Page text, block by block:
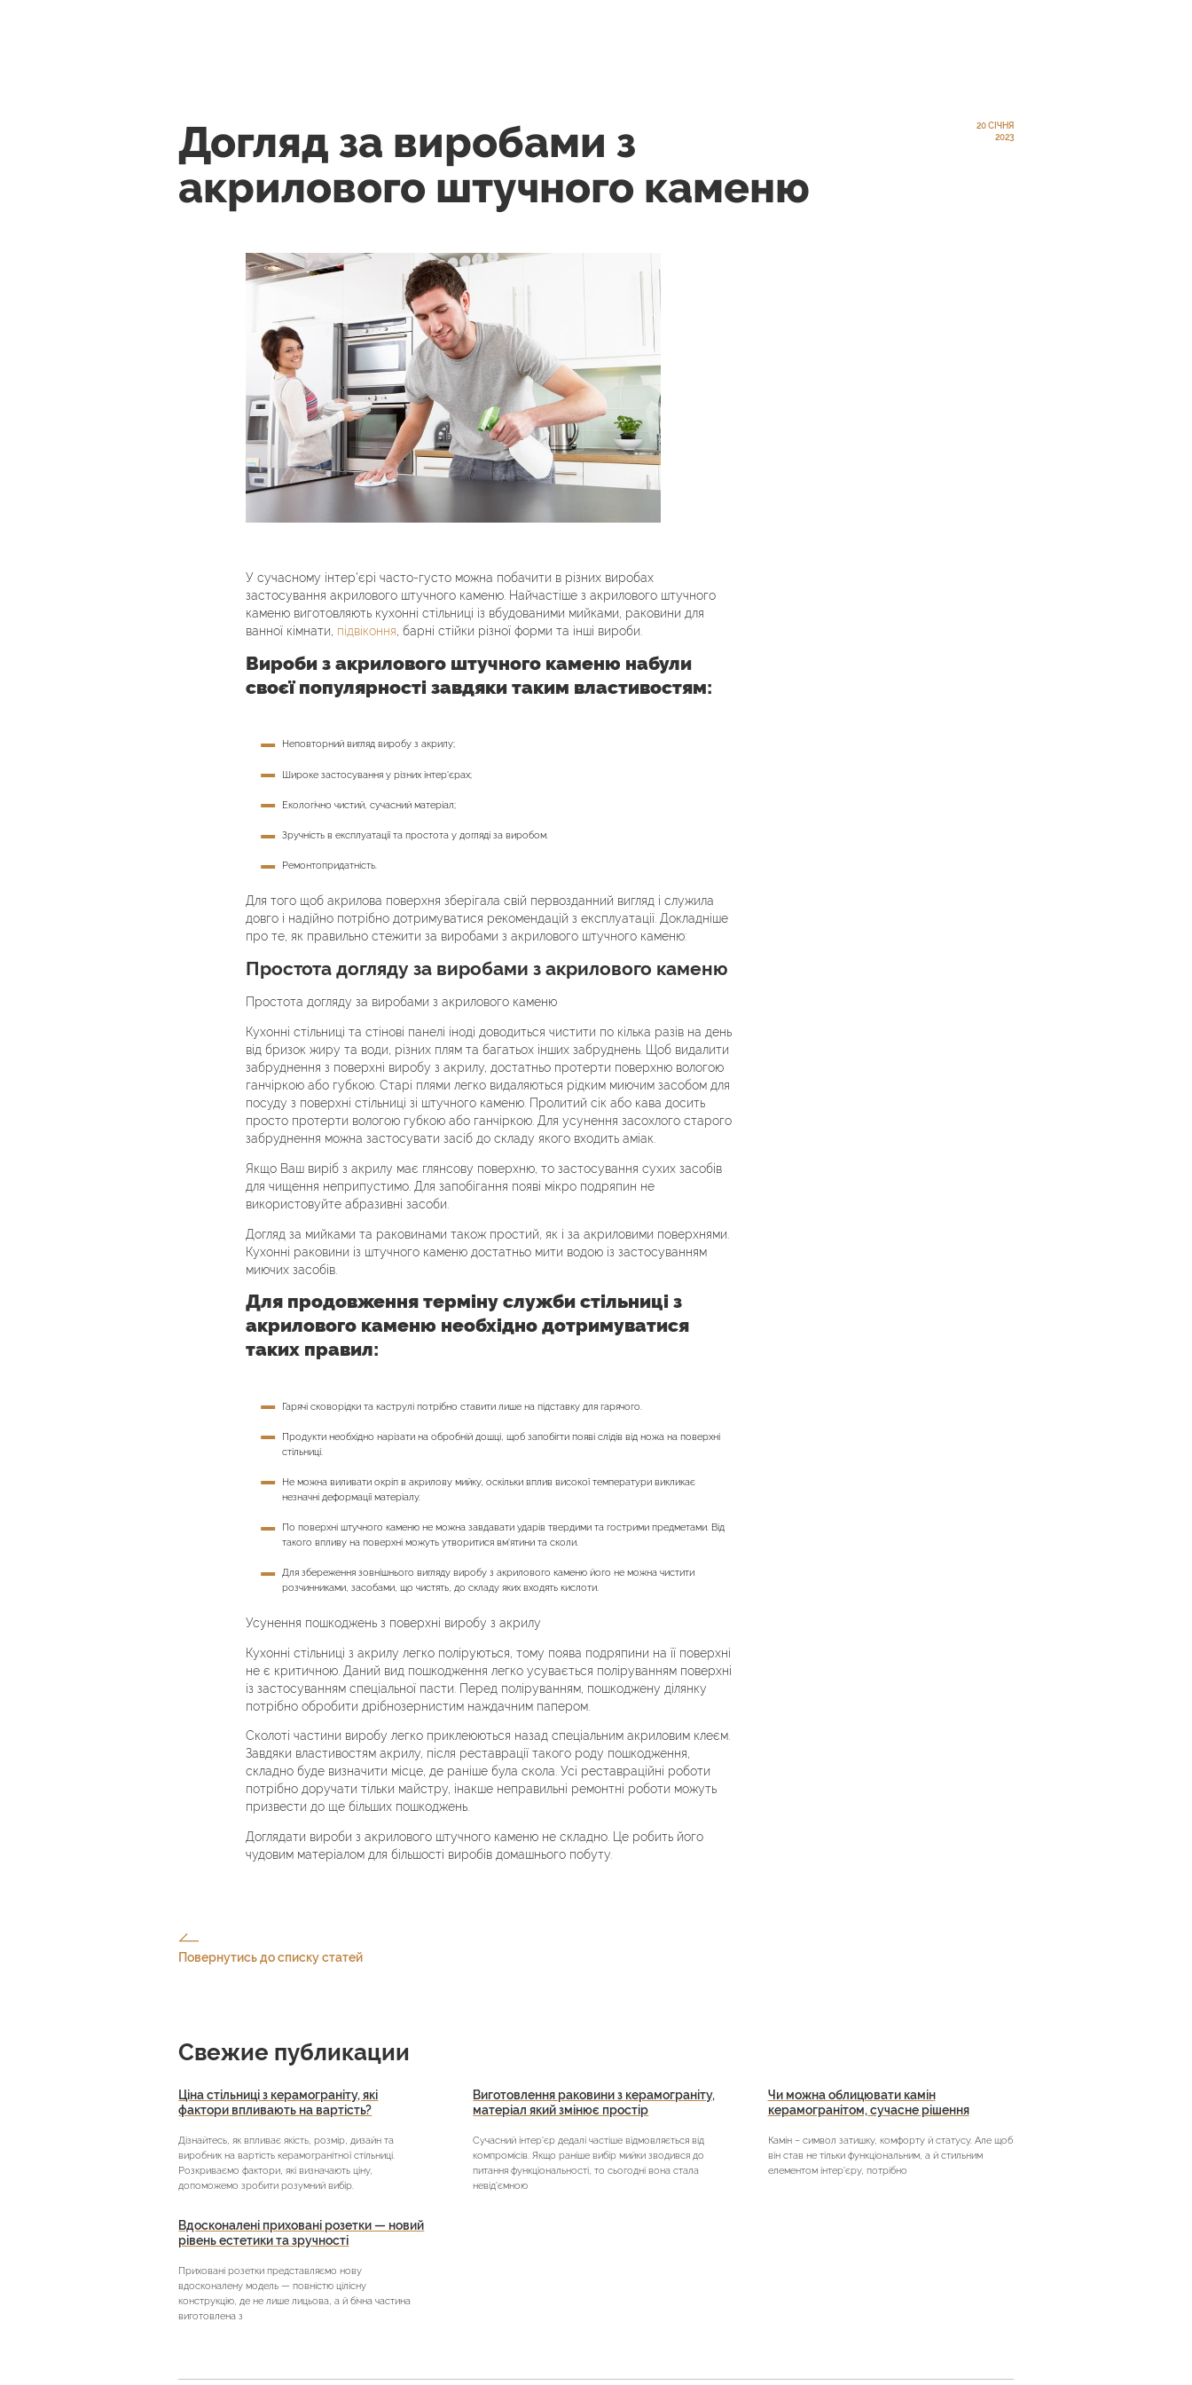
Догляд за виробами з
акрилового штучного каменю
20 СІЧНЯ
2023
У сучасному інтер'єрі часто-густо можна побачити в різних виробах
застосування акрилового штучного каменю. Найчастіше з акрилового штучного
каменю виготовляють кухонні стільниці із вбудованими мийками, раковини для
ванної кімнати, підвіконня, барні стійки різної форми та інші вироби.
Вироби з акрилового штучного каменю набули
своєї популярності завдяки таким властивостям:
Неповторний вигляд виробу з акрилу;
Широке застосування у різних інтер'єрах;
Екологічно чистий, сучасний матеріал;
Зручність в експлуатації та простота у догляді за виробом.
Ремонтопридатність.
Для того щоб акрилова поверхня зберігала свій первозданний вигляд і служила
довго і надійно потрібно дотримуватися рекомендацій з експлуатації. Докладніше
про те, як правильно стежити за виробами з акрилового штучного каменю:
Простота догляду за виробами з акрилового каменю
Простота догляду за виробами з акрилового каменю
Кухонні стільниці та стінові панелі іноді доводиться чистити по кілька разів на день
від бризок жиру та води, різних плям та багатьох інших забруднень. Щоб видалити
забруднення з поверхні виробу з акрилу, достатньо протерти поверхню вологою
ганчіркою або губкою. Старі плями легко видаляються рідким миючим засобом для
посуду з поверхні стільниці зі штучного каменю. Пролитий сік або кава досить
просто протерти вологою губкою або ганчіркою. Для усунення засохлого старого
забруднення можна застосувати засіб до складу якого входить аміак.
Якщо Ваш виріб з акрилу має глянсову поверхню, то застосування сухих засобів
для чищення неприпустимо. Для запобігання появі мікро подряпин не
використовуйте абразивні засоби.
Догляд за мийками та раковинами також простий, як і за акриловими поверхнями.
Кухонні раковини із штучного каменю достатньо мити водою із застосуванням
миючих засобів.
Для продовження терміну служби стільниці з
акрилового каменю необхідно дотримуватися
таких правил:
Гарячі сковорідки та каструлі потрібно ставити лише на підставку для гарячого.
Продукти необхідно нарізати на обробній дошці, щоб запобігти появі слідів від ножа на поверхні
стільниці.
Не можна виливати окріп в акрилову мийку, оскільки вплив високої температури викликає
незначні деформації матеріалу.
По поверхні штучного каменю не можна завдавати ударів твердими та гострими предметами. Від
такого впливу на поверхні можуть утворитися вм'ятини та сколи.
Для збереження зовнішнього вигляду виробу з акрилового каменю його не можна чистити
розчинниками, засобами, що чистять, до складу яких входять кислоти.
Усунення пошкоджень з поверхні виробу з акрилу
Кухонні стільниці з акрилу легко поліруються, тому поява подряпини на її поверхні
не є критичною. Даний вид пошкодження легко усувається поліруванням поверхні
із застосуванням спеціальної пасти. Перед поліруванням, пошкоджену ділянку
потрібно обробити дрібнозернистим наждачним папером.
Сколоті частини виробу легко приклеюються назад спеціальним акриловим клеєм.
Завдяки властивостям акрилу, після реставрації такого роду пошкодження,
складно буде визначити місце, де раніше була скола. Усі реставраційні роботи
потрібно доручати тільки майстру, інакше неправильні ремонтні роботи можуть
призвести до ще більших пошкоджень.
Доглядати вироби з акрилового штучного каменю не складно. Це робить його
чудовим матеріалом для більшості виробів домашнього побуту.
Повернутись до списку статей
Свежие публикации
Ціна стільниці з керамограніту, які
фактори впливають на вартість?
Дізнайтесь, як впливає якість, розмір, дизайн та
виробник на вартість керамогранітної стільниці.
Розкриваємо фактори, які визначають ціну,
допоможемо зробити розумний вибір.
Виготовлення раковини з керамограніту,
матеріал який змінює простір
Сучасний інтер’єр дедалі частіше відмовляється від
компромісів. Якщо раніше вибір мийки зводився до
питання функціональності, то сьогодні вона стала
невід’ємною
Чи можна облицювати камін
керамогранітом, сучасне рішення
Камін – символ затишку, комфорту й статусу. Але щоб
він став не тільки функціональним, а й стильним
елементом інтер’єру, потрібно
Вдосконалені приховані розетки — новий
рівень естетики та зручності
Приховані розетки представляємо нову
вдосконалену модель — повністю цілісну
конструкцію, де не лише лицьова, а й бічна частина
виготовлена з